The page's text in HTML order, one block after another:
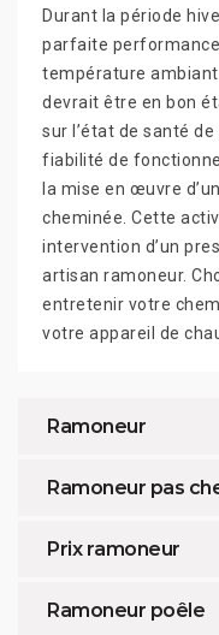
Durant la période
parfaite
température
devrait être en bon
sur l’état de santé
fiabilité de
la mise en œuvre
cheminée. Cette
intervention d’un
artisan ramoneur.
entretenir votre
votre appareil de
Ramoneur
Ramoneur pas
Prix ramoneur
Ramoneur poêle